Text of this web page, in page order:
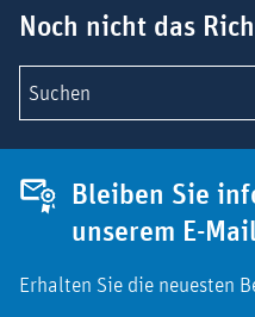
Noch nicht das
Suchen
Bleiben Sie
unserem E-
Erhalten Sie die neuesten